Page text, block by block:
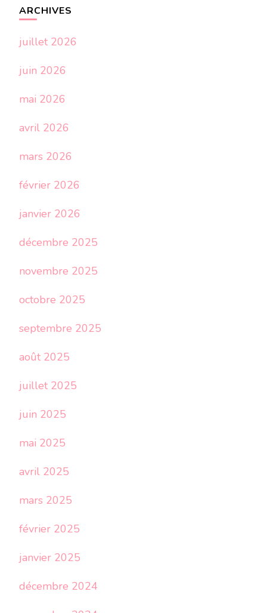
ARCHIVES
juillet 2026
juin 2026
mai 2026
avril 2026
mars 2026
février 2026
janvier 2026
décembre 2025
novembre 2025
octobre 2025
septembre 2025
août 2025
juillet 2025
juin 2025
mai 2025
avril 2025
mars 2025
février 2025
janvier 2025
décembre 2024